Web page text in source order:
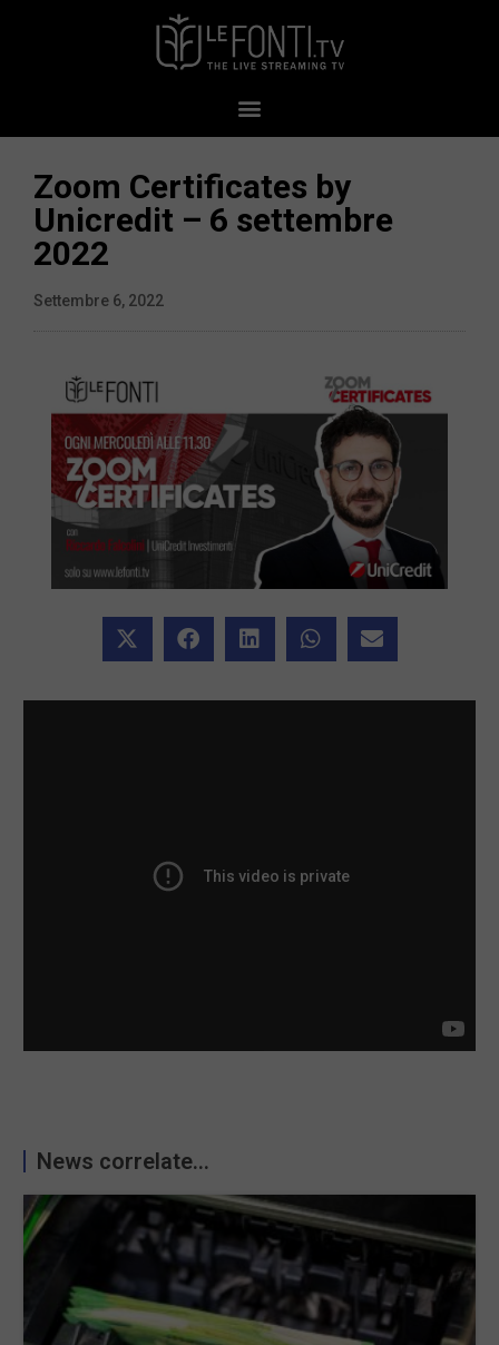
Zoom Certificates by
Unicredit – 6 settembre
2022
Settembre 6, 2022
News correlate...